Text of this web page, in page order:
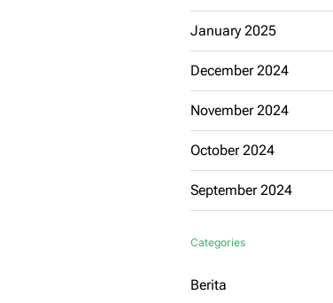
January 2025
December 2024
November 2024
October 2024
September 2024
Categories
Berita